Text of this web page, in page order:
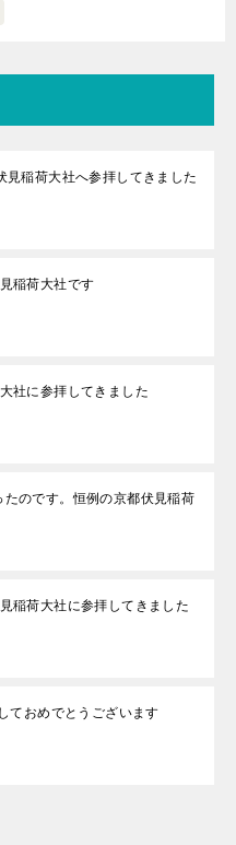
見稲荷大社へ参拝してきました
稲荷大社です
社に参拝してきました
のです。恒例の京都伏見稲荷
稲荷大社に参拝してきました
ておめでとうございます